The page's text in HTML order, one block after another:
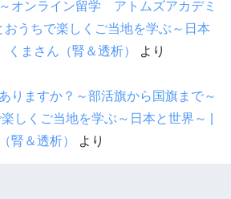
オンライン留学 アトムズアカデミ
おうちで楽しくご当地を学ぶ～日本
まさん（腎＆透析）
より
ますか？～部活旗から国旗まで～
しくご当地を学ぶ～日本と世界～ |
腎＆透析）
より